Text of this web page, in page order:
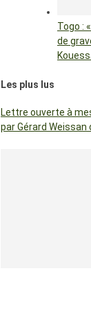
Togo :
de
Les plus lus
Lettre ouverte à
par Gérard Weissan